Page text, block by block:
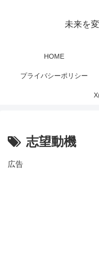
未来を
HOME
プライバシーポリシー
志望動機
広告